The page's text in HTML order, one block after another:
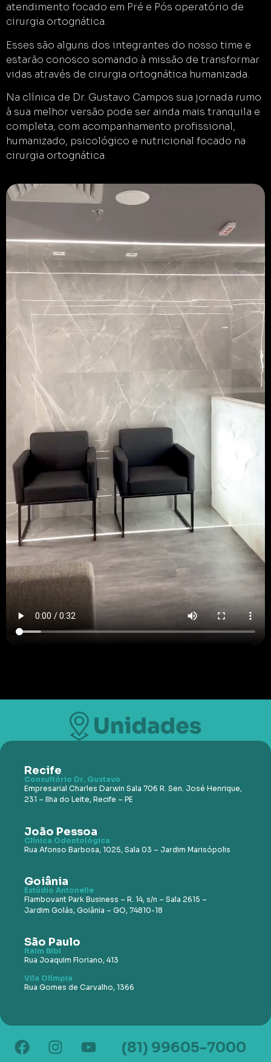
atendimento focado em Pré e Pós operatório de
cirurgia ortognática.
Esses são alguns dos integrantes do nosso time e
estarão conosco somando à missão de transformar
vidas através de cirurgia ortognática humanizada.
Na clínica de Dr. Gustavo Campos sua jornada rumo
à sua melhor versão pode ser ainda mais tranquila e
completa, com acompanhamento profissional,
humanizado, psicológico e nutricional focado na
cirurgia ortognática.
Recife
Consultório Dr. Gustavo
Empresarial Charles Darwin Sala 706 R. Sen. José Henrique,
231 – Ilha do Leite, Recife – PE
João Pessoa
Clínica Odontológica
Rua Afonso Barbosa, 1025, Sala 03 – Jardim Marisópolis
Goiânia
Estúdio Antonelle
Flambovant Park Business – R. 14, s/n – Sala 2615 –
Jardim Golás, Goiânia – GO, 74810-18
São Paulo
Itaim Bibi
Rua Joaquim Floriano, 413
Vila Olímpia
Rua Gomes de Carvalho, 1366
(81) 99605-7000